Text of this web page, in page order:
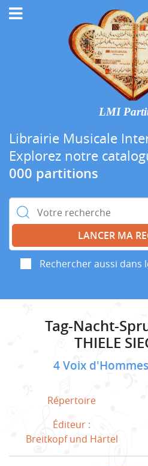
LMI
Librairie Musicale
Explorez notre
000 partitions
Rechercher :
Rechercher aussi dans
Tag-Nacht-
THIELE
4 Voix d'Hommes
Répertoire
Éditeur :
Breitkopf und Härtel